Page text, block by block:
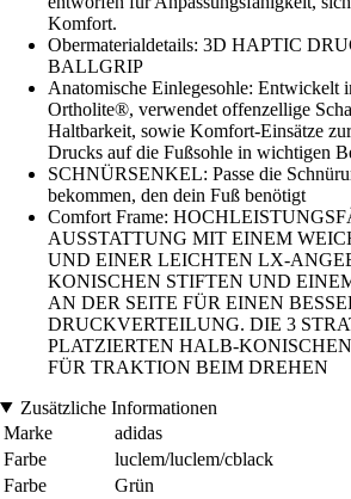
Komfort.
Obermaterialdetails: 3D HAPTIC
BALLGRIP
Anatomische Einlegesohle: Entwickelt
Ortholite®, verwendet offenzellige
Haltbarkeit, sowie Komfort-Einsätze
Drucks auf die Fußsohle in wichtigen
SCHNÜRSENKEL: Passe die
bekommen, den dein Fuß benötigt
Comfort Frame:
AUSSTATTUNG MIT EINEM
UND EINER LEICHTEN LX-
KONISCHEN STIFTEN UND
AN DER SEITE FÜR EINEN
DRUCKVERTEILUNG. DIE 3
PLATZIERTEN HALB-
FÜR TRAKTION BEIM DREHEN
Zusätzliche Informationen
Marke
adidas
Farbe
luclem/luclem/cblack
Farbe
Grün